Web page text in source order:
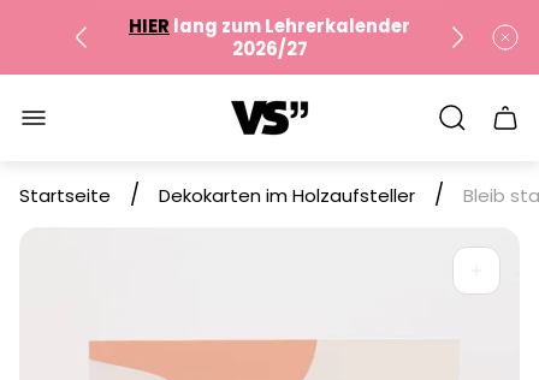
HIER lang zum Lehrerkalender
2026/27
Versandkostenfrei ab
Logo"
Startseite / Dekokarten im Holzaufsteller / Bleib